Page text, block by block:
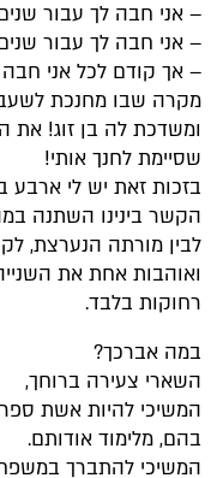
– אני חבה לך עבור
– אני חבה לך עבור
– אך קודם לכל אני
מקרה שבו מחנכת
שסיימת לחנך אותי!
בזכות זאת יש לי ארבע
הקשר בינינו השתנה
לבין מורתה הנערצת,
ואוהבות אחת את
רחוקות בלבד.
במה אברכך?
השארי צעירה ברוחך,
המשיכי להיות אשת
בהם, מלימוד אודותם.
המשיכי להתברך